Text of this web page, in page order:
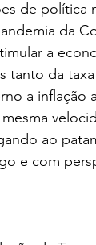
de política
da
a
tanto da
a inflação
ao
e com